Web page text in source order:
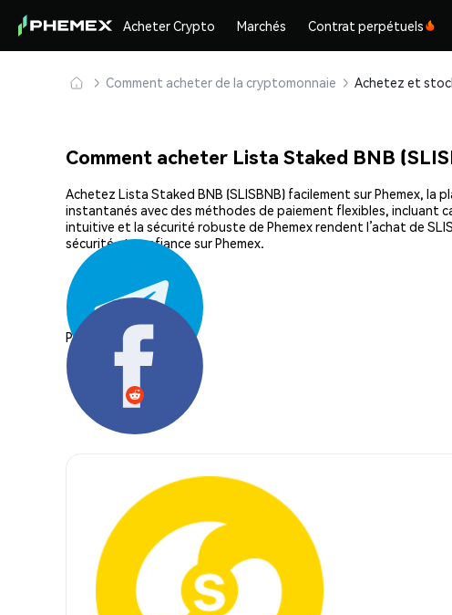
Acheter Crypto Marchés Contrat perpétuels
Comment acheter de la cryptomonnaie
Comment acheter Lista Staked BNB
Achetez Lista Staked BNB (SLISBNB) facilement sur Phemex,
instantanés avec des méthodes de paiement flexibles, incluant
intuitive et la sécurité robuste de Phemex rendent l’achat de
sécurité et confiance sur Phemex.
Partager: